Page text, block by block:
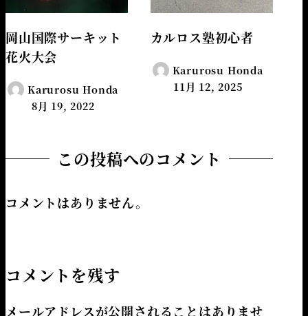
岡山国際サーキット
花火大会
Karurosu Honda
8月 19, 2022
カルロス塾初心者
Karurosu Honda
11月 12, 2025
この投稿へのコメント
コメントはありません。
コメントを残す
メールアドレスが公開されることはありませ